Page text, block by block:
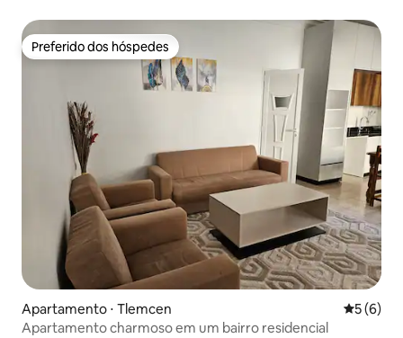
Preferido dos hóspedes
Preferido dos hóspedes
Apartamento ⋅ Tlemcen 5 de
5 (6)
Apartamento charmoso em um bairro residencial